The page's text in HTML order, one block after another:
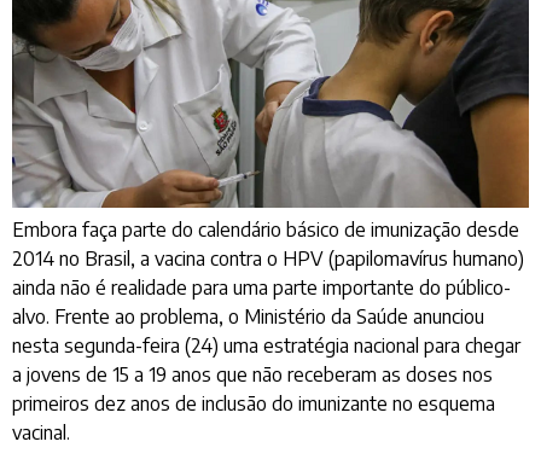
Embora faça parte do calendário básico de imunização desde
2014 no Brasil, a vacina contra o HPV (papilomavírus humano)
ainda não é realidade para uma parte importante do público-
alvo. Frente ao problema, o Ministério da Saúde anunciou
nesta segunda-feira (24) uma estratégia nacional para chegar
a jovens de 15 a 19 anos que não receberam as doses nos
primeiros dez anos de inclusão do imunizante no esquema
vacinal.